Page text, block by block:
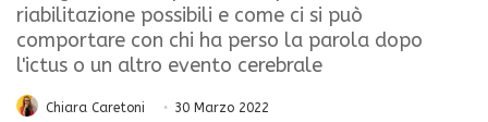
riabilitazione possibili e come ci si può
comportare con chi ha perso la parola dopo
l'ictus o un altro evento cerebrale
Chiara Caretoni 30 Marzo 2022